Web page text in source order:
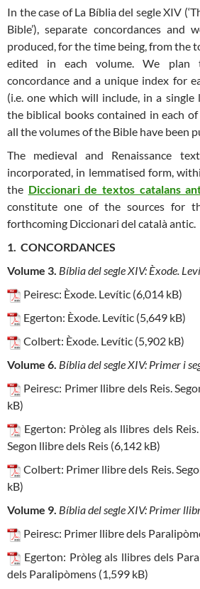
In the case of La Bíblia del segle XIV
Bible’), separate concordances and
produced, for the time being, from the
edited in each volume. We plan
concordance and a unique index for
(i.e. one which will include, in a
the biblical books contained in each
all the volumes of the Bible have been
The medieval and Renaissance
incorporated, in lemmatised form,
the Diccionari de textos catalans
constitute one of the sources for
forthcoming Diccionari del català antic.
1. CONCORDANCES
Volume 3. Bíblia del segle XIV: Èxode.
Peiresc: Èxode. Levític (6,014 kB)
Egerton: Èxode. Levític (5,649 kB)
Colbert: Èxode. Levític (5,902 kB)
Volume 6. Bíblia del segle XIV: Primer i
Peiresc: Primer llibre dels Reis.
kB)
Egerton: Pròleg als llibres dels
Segon llibre dels Reis (6,142 kB)
Colbert: Primer llibre dels Reis.
kB)
Volume 9. Bíblia del segle XIV: Primer
Peiresc: Primer llibre dels
Egerton: Pròleg als llibres dels
dels Paralipòmens (1,599 kB)